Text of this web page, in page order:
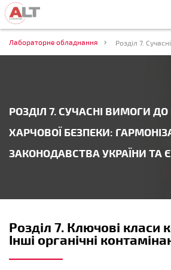
Лабораторне обладнання
РОЗДІЛ 7. СУЧАСНІ ВИМОГИ
ХАРЧОВОЇ БЕЗПЕКИ:
ЗАКОНОДАВСТВА УКРАЇНИ ТА
Розділ 7. Ключові класи
Інші органічні